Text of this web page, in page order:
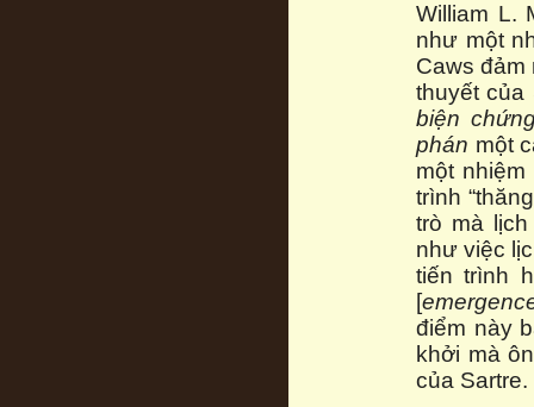
William L.
như một
Caws đảm
thuyết của
biện
phán một
một
trình
trò mà
như việc
tiến trình
[
điểm này
khởi mà
của Sartre.